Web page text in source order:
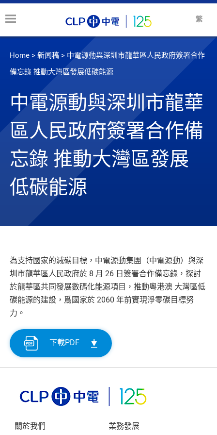
繁
Home > 新闻稿 > 中電源動與深圳市龍華區人民政府簽署合作
備忘錄 推動大灣區發展低碳能源
中電源動與深圳市龍華
區人民政府簽署合作備
忘錄 推動大灣區發展
低碳能源
為支持國家的減碳目標，中電源動集團（中電源動）與深
圳市龍華區人民政府於 8 月 26 日簽署合作備忘錄，探討
於龍華區共同發展數碼化能源項目，推動粵港澳 大灣區低
碳能源的建設，爲國家於 2060 年前實現淨零碳目標努
力。
下載PDF
關於我們 業務發展